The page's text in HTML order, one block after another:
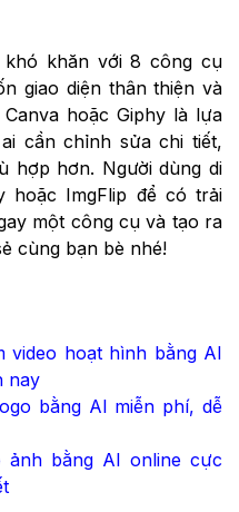
khăn với 8 công cụ
giao diện thân thiện và
hoặc Giphy là lựa
cần chỉnh sửa chi tiết,
hợp hơn. Người dùng di
hoặc ImgFlip để có trải
một công cụ và tạo ra
cùng bạn bè nhé!
video hoạt hình bằng AI
nay
bằng AI miễn phí, dễ
bằng AI online cực